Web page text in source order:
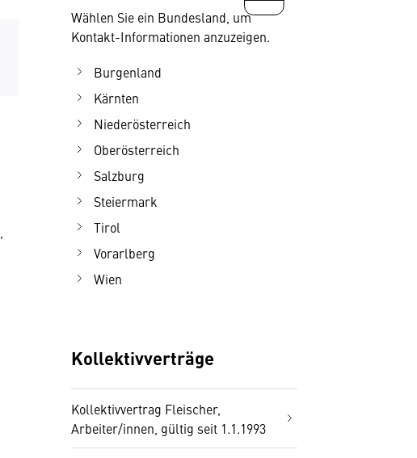
Wählen Sie ein Bundesland, um
Kontakt-Informationen anzuzeigen.
Burgenland
Kärnten
Niederösterreich
Oberösterreich
Salzburg
Steiermark
Tirol
Vorarlberg
Wien
Kollektivverträge
Kollektivvertrag Fleischer,
Arbeiter/innen, gültig seit 1.1.1993